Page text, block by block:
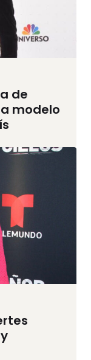
de
modelo